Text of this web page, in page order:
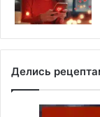
Делись